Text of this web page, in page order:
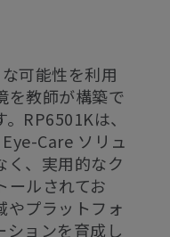
可能性を利用
を教師が構築で
RP6501Kは、
Care ソリュ
く、実用的なク
ールされてお
やプラットフォ
ションを育成し